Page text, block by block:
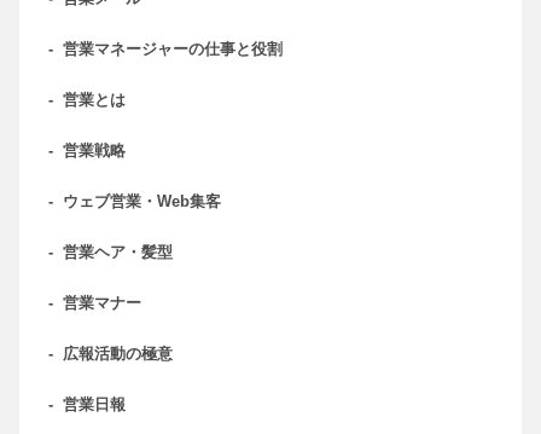
- 営業マネージャーの仕事と役割
- 営業とは
- 営業戦略
- ウェブ営業・Web集客
- 営業ヘア・髪型
- 営業マナー
- 広報活動の極意
- 営業日報